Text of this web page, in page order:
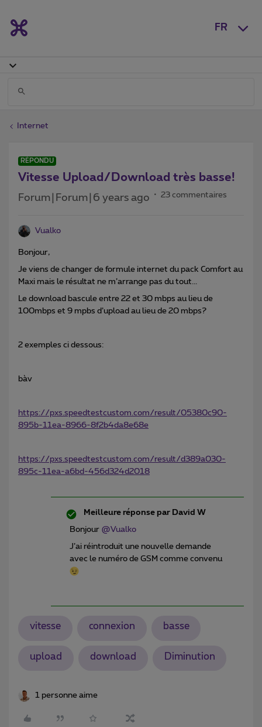
FR
Internet
RÉPONDU
Vitesse Upload/Download très basse!
Forum|Forum|6 years ago 23 commentaires
Vualko
Bonjour,
Je viens de changer de formule internet du pack Comfort au
Maxi mais le résultat ne m’arrange pas du tout...
Le download bascule entre 22 et 30 mbps au lieu de
100mbps et 9 mpbs d’upload au lieu de 20 mbps?
2 exemples ci dessous:
bàv
https://pxs.speedtestcustom.com/result/05380c90-
895b-11ea-8966-8f2b4da8e68e
https://pxs.speedtestcustom.com/result/d389a030-
895c-11ea-a6bd-456d324d2018
Meilleure réponse par David W
Bonjour @Vualko
J’ai réintroduit une nouvelle demande
avec le numéro de GSM comme convenu
vitesse connexion basse
upload download Diminution
1 personne aime